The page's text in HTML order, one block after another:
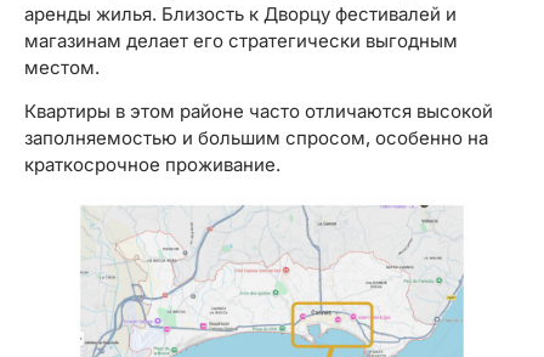
аренды жилья. Близость к Дворцу фестивалей и
магазинам делает его стратегически выгодным
местом.
Квартиры в этом районе часто отличаются высокой
заполняемостью и большим спросом, особенно на
краткосрочное проживание.